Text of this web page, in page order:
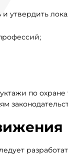
утвердить
по охране